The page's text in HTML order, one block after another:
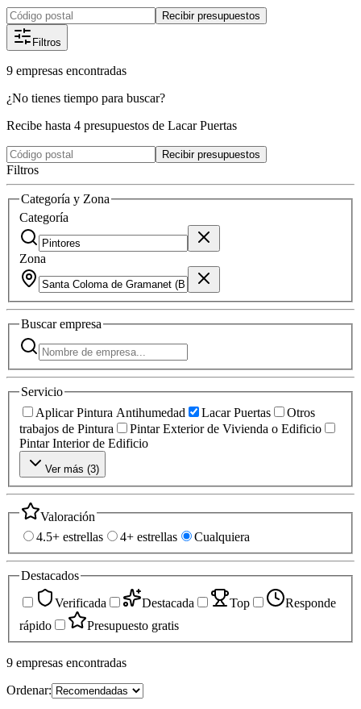
Recibir presupuestos
Filtros
9 empresas encontradas
¿No tienes tiempo para buscar?
Recibe hasta 4 presupuestos de Lacar Puertas
Recibir presupuestos
Filtros
Categoría y Zona
Categoría
Zona
Buscarempresa
Servicio
Aplicar Pintura Antihumedad
Lacar Puertas
Otros
trabajos de Pintura
Pintar Exterior de Vivienda o Edificio
Pintar Interior de Edificio
Ver más (3)
Valoración
4.5+ estrellas
4+ estrellas Cualquiera
Destacados
Verificada
Destacada Top
Responde
rápido
Presupuesto gratis
9 empresas encontradas
Ordenar: